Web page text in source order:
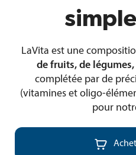
LaVita est une
de fruits, de légumes,
complétée par de
(vitamines et oligo-
pour
